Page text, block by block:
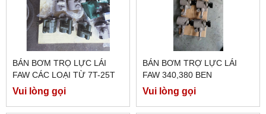
BÁN BƠM TRỌ LỰC LÁI
FAW CÁC LOẠI TỪ 7T-25T
Vui lòng gọi
BÁN BƠM TRỢ LỰC LÁI
FAW 340,380 BEN
Vui lòng gọi